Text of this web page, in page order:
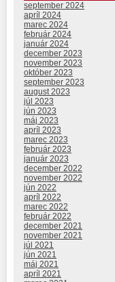
september 2024
apríl 2024
marec 2024
február 2024
január 2024
december 2023
november 2023
október 2023
september 2023
august 2023
júl 2023
jún 2023
máj 2023
apríl 2023
marec 2023
február 2023
január 2023
december 2022
november 2022
jún 2022
apríl 2022
marec 2022
február 2022
december 2021
november 2021
júl 2021
jún 2021
máj 2021
apríl 2021